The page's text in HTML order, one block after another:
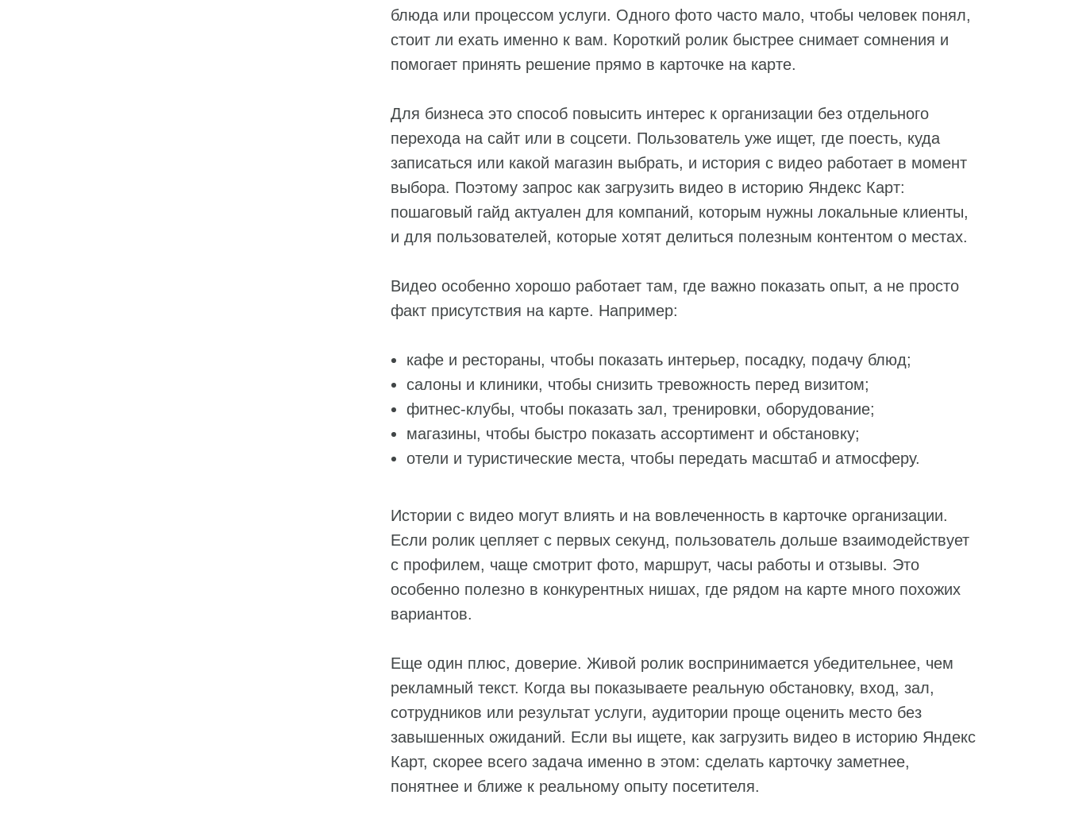
блюда или процессом услуги. Одного фото часто мало, чтобы человек понял,
стоит ли ехать именно к вам. Короткий ролик быстрее снимает сомнения и
помогает принять решение прямо в карточке на карте.
Для бизнеса это способ повысить интерес к организации без отдельного
перехода на сайт или в соцсети. Пользователь уже ищет, где поесть, куда
записаться или какой магазин выбрать, и история с видео работает в момент
выбора. Поэтому запрос как загрузить видео в историю Яндекс Карт:
пошаговый гайд актуален для компаний, которым нужны локальные клиенты,
и для пользователей, которые хотят делиться полезным контентом о местах.
Видео особенно хорошо работает там, где важно показать опыт, а не просто
факт присутствия на карте. Например:
кафе и рестораны, чтобы показать интерьер, посадку, подачу блюд;
салоны и клиники, чтобы снизить тревожность перед визитом;
фитнес-клубы, чтобы показать зал, тренировки, оборудование;
магазины, чтобы быстро показать ассортимент и обстановку;
отели и туристические места, чтобы передать масштаб и атмосферу.
Истории с видео могут влиять и на вовлеченность в карточке организации.
Если ролик цепляет с первых секунд, пользователь дольше взаимодействует
с профилем, чаще смотрит фото, маршрут, часы работы и отзывы. Это
особенно полезно в конкурентных нишах, где рядом на карте много похожих
вариантов.
Еще один плюс, доверие. Живой ролик воспринимается убедительнее, чем
рекламный текст. Когда вы показываете реальную обстановку, вход, зал,
сотрудников или результат услуги, аудитории проще оценить место без
завышенных ожиданий. Если вы ищете, как загрузить видео в историю Яндекс
Карт, скорее всего задача именно в этом: сделать карточку заметнее,
понятнее и ближе к реальному опыту посетителя.